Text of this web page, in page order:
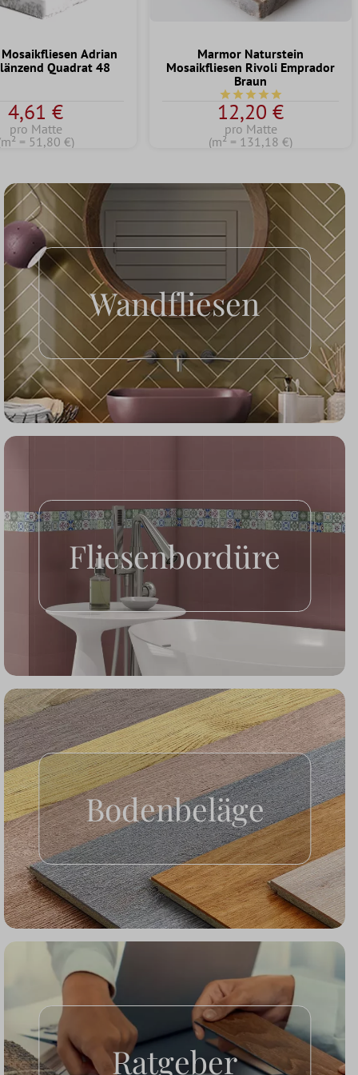
Adrian
Quadrat 48
4,61 €
pro Matte
= 51,80 €)
Marmor Naturstein
Mosaikfliesen Rivoli Emprador
Braun
Durchschnittliche
12,20 €
pro Matte
(m² = 131,18 €)
Wandfliesen
Fliesenbordüre
Bodenbeläge
Ratgeber